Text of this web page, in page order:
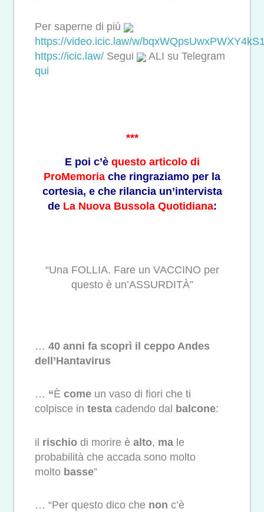
Per saperne di più
https://video.icic.law/w/
https://icic.law/ Segui
ALI su Telegram
qui
***
E poi c’è questo articolo di
ProMemoria che ringraziamo per la
cortesia, e che rilancia un’intervista
de La Nuova Bussola Quotidiana:
“Una FOLLIA. Fare un VACCINO per
questo è un’ASSURDITÀ”
… 40 anni fa scoprì il ceppo Andes
dell’Hantavirus
… “È come un vaso di fiori che ti
colpisce in testa cadendo dal balcone:
il rischio di morire è alto, ma le
probabilità che accada sono molto
molto basse”
… “Per questo dico che non c’è